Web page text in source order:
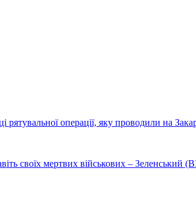
рятувальної операції, яку проводили на
своїх мертвих військових – Зеленський